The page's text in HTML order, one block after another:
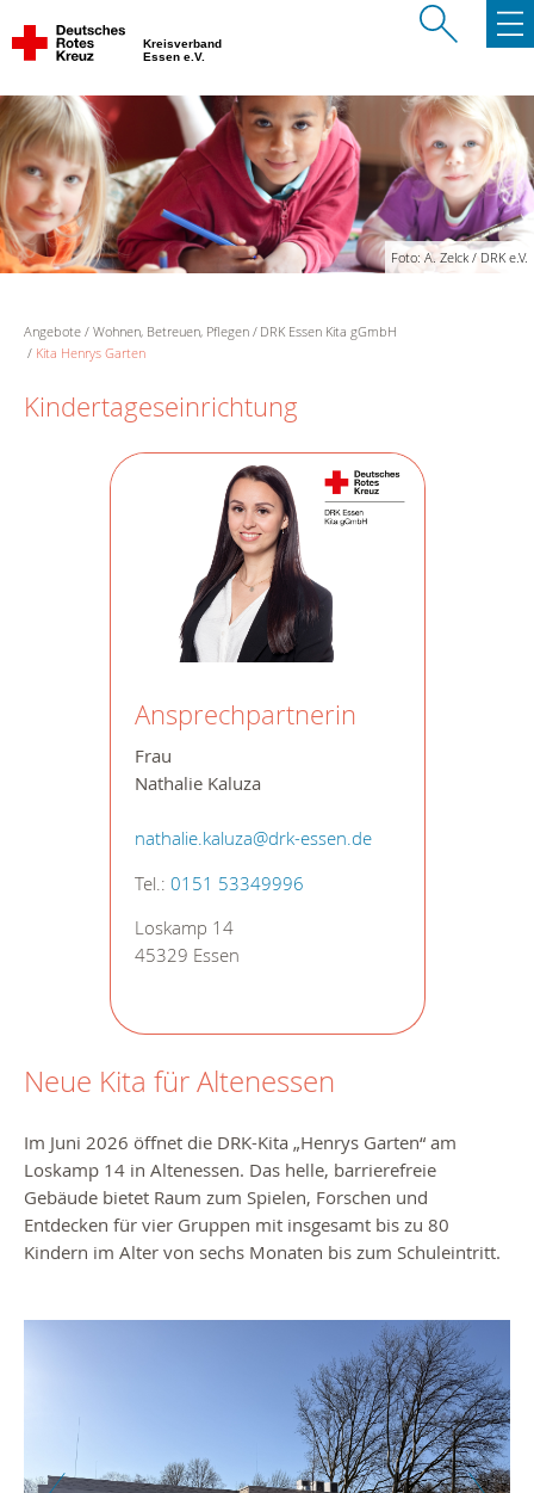
Kreisverband
Essen e.V.
Foto: A. Zelck / DRK e.V.
Angebote Wohnen, Betreuen, Pflegen
DRK Essen Kita gGmbH
Kita Henrys Garten
Kindertageseinrichtung
Ansprechpartnerin
Frau
Nathalie Kaluza
nathalie.kaluza@drk-essen.de
Tel.: 0151 53349996
Loskamp 14
45329 Essen
Neue Kita für Altenessen
Im Juni 2026 öffnet die DRK-Kita „Henrys Garten“ am
Loskamp 14 in Altenessen. Das helle, barrierefreie
Gebäude bietet Raum zum Spielen, Forschen und
Entdecken für vier Gruppen mit insgesamt bis zu 80
Kindern im Alter von sechs Monaten bis zum Schuleintritt.
Zurück Weiter